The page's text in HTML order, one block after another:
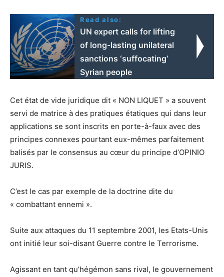
Read also:
UN expert calls for lifting
of long-lasting unilateral
sanctions ‘suffocating’
Syrian people
Cet état de vide juridique dit « NON LIQUET » a souvent
servi de matrice à des pratiques étatiques qui dans leur
applications se sont inscrits en porte-à-faux avec des
principes connexes pourtant eux-mêmes parfaitement
balisés par le consensus au cœur du principe d’OPINIO
JURIS.
C’est le cas par exemple de la doctrine dite du
« combattant ennemi ».
Suite aux attaques du 11 septembre 2001, les Etats-Unis
ont initié leur soi-disant Guerre contre le Terrorisme.
Agissant en tant qu’hégémon sans rival, le gouvernement